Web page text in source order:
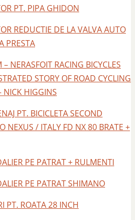
PT. PIPA GHIDON
REDUCTIE DE LA VALVA AUTO
PRESTA
NERASFOIT RACING BICYCLES
STORY OF ROAD CYCLING
NICK HIGGINS
PT. BICICLETA SECOND
NEXUS / ITALY FD NX 80 BRATE +
PE PATRAT + RULMENTI
PE PATRAT SHIMANO
PT. ROATA 28 INCH